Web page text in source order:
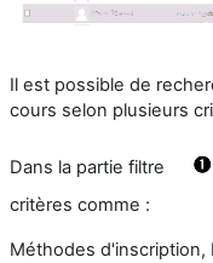
Il est possible de
cours selon plusieurs
Dans la partie filtre
critères comme :
Méthodes d'inscription,